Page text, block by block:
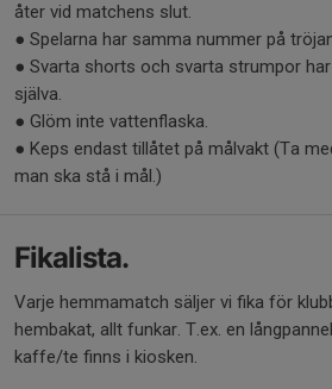
åter vid matchens slut.
● Spelarna har samma nummer på
● Svarta shorts och svarta strumpor
själva.
● Glöm inte vattenflaska.
● Keps endast tillåtet på målvakt (Ta
man ska stå i mål.)
Fikalista.
Varje hemmamatch säljer vi fika för
hembakat, allt funkar. T.ex. en
kaffe/te finns i kiosken.